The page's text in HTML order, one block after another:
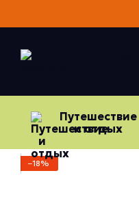
Путешествие
и отдых
−18%